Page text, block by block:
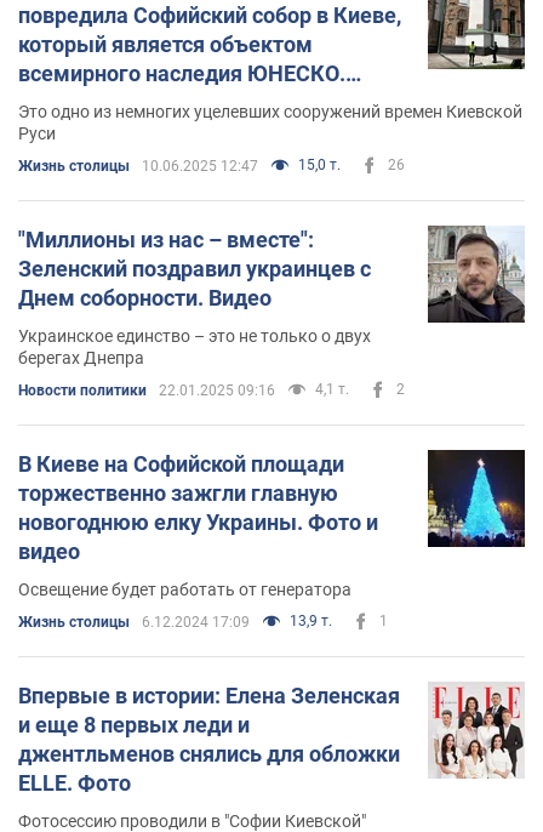
повредила Софийский собор в Киеве,
который является объектом
всемирного наследия ЮНЕСКО.
Подробности и фото
Это одно из немногих уцелевших сооружений времен Киевской
Руси
Жизнь столицы 10.06.2025 12:47 15,0 т. 26
"Миллионы из нас – вместе":
Зеленский поздравил украинцев с
Днем соборности. Видео
Украинское единство – это не только о двух
берегах Днепра
Новости политики 22.01.2025 09:16 4,1 т. 2
В Киеве на Софийской площади
торжественно зажгли главную
новогоднюю елку Украины. Фото и
видео
Освещение будет работать от генератора
Жизнь столицы 6.12.2024 17:09 13,9 т. 1
Впервые в истории: Елена Зеленская
и еще 8 первых леди и
джентльменов снялись для обложки
ELLE. Фото
Фотосессию проводили в "Софии Киевской"